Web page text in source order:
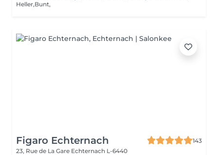
Heller,Bunt,
Figaro Echternach
143
23, Rue de La Gare Echternach L-6440